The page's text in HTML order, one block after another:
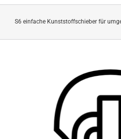
S6 einfache Kunststoffschieber für